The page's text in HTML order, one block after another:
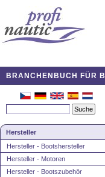
BRANCHENBUCH FÜR
Hersteller
Hersteller - Bootshersteller
Hersteller - Motoren
Hersteller - Bootszubehör